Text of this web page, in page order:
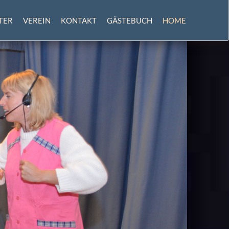
VEREIN KONTAKT GÄSTEBUCH HOME